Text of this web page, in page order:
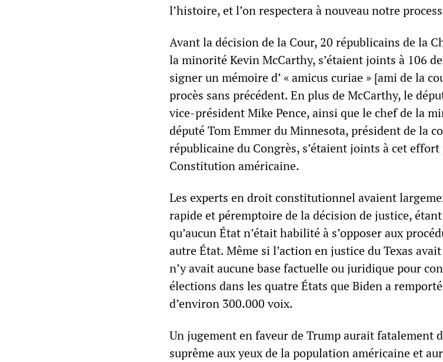
l’histoire, et l’on respectera à nouveau notre
Avant la décision de la Cour, 20 républicains de la
la minorité Kevin McCarthy, s’étaient joints à 106
signer un mémoire d’ « amicus curiae » [ami de la
procès sans précédent. En plus de McCarthy, le
vice-président Mike Pence, ainsi que le chef de la
député Tom Emmer du Minnesota, président de la
républicaine du Congrès, s’étaient joints à cet
Constitution américaine.
Les experts en droit constitutionnel avaient
rapide et péremptoire de la décision de justice,
qu’aucun État n’était habilité à s’opposer aux
autre État. Même si l’action en justice du Texas
n’y avait aucune base factuelle ou juridique pour
élections dans les quatre États que Biden a
d’environ 300.000 voix.
Un jugement en faveur de Trump aurait fatalement
suprême aux yeux de la population américaine et